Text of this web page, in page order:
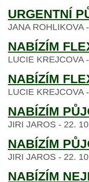
URGENTNÍ
JANA ROHLIKOVA
NABÍZÍM
LUCIE KREJCOVA
NABÍZÍM
LUCIE KREJCOVA
NABÍZÍM
JIRI JAROS - 22.
NABÍZÍM
JIRI JAROS - 22.
NABÍZÍM